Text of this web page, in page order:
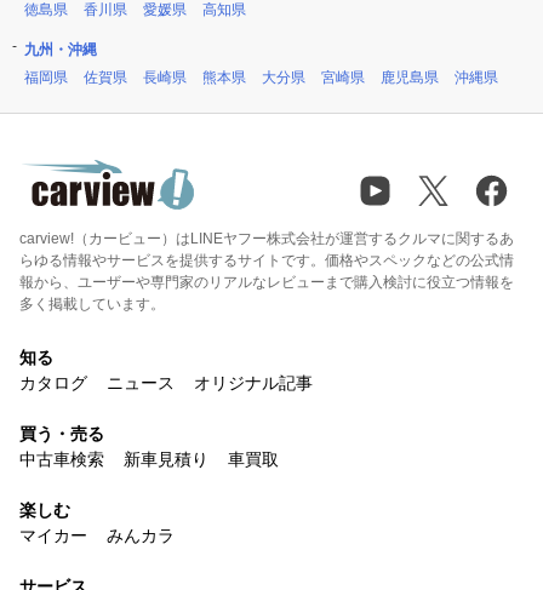
徳島県
香川県 愛媛県 高知県
九州・沖縄
福岡県
佐賀県 長崎県 熊本県 大分県 宮崎県 鹿児島県 沖縄県
carview!（カービュー）はLINEヤフー株式会社が運営するクルマに関するあ
らゆる情報やサービスを提供するサイトです。価格やスペックなどの公式情
報から、ユーザーや専門家のリアルなレビューまで購入検討に役立つ情報を
多く掲載しています。
知る
カタログ
ニュース オリジナル記事
買う・売る
中古車検索
新車見積り 車買取
楽しむ
マイカー
みんカラ